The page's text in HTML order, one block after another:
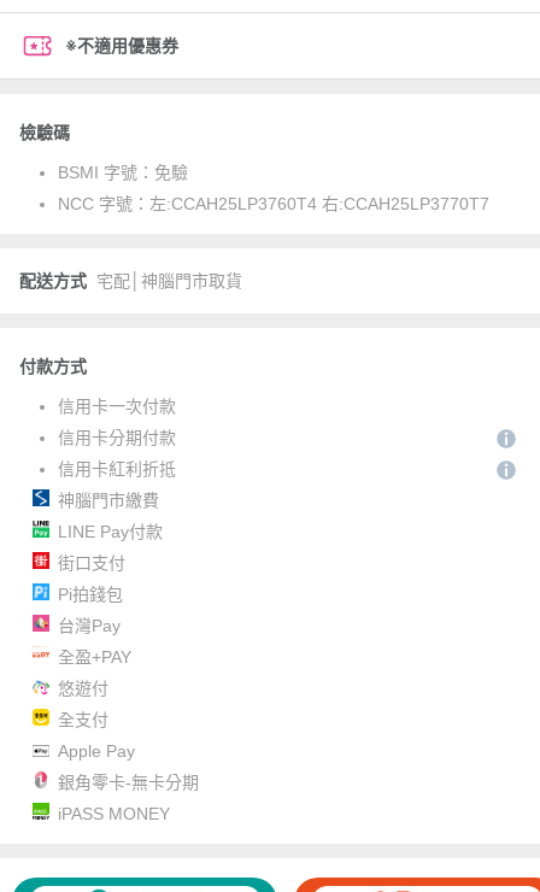
※不適用優惠券
檢驗碼
BSMI 字號： 免驗
NCC 字號： 左:CCAH25LP3760T4 右:CCAH25LP3770T7
配送方式 宅配│神腦門市取貨
付款方式
信用卡一次付款
信用卡分期付款
信用卡紅利折抵
神腦門市繳費
LINE Pay付款
街口支付
Pi拍錢包
台灣Pay
全盈+PAY
悠遊付
全支付
Apple Pay
銀角零卡-無卡分期
iPASS MONEY